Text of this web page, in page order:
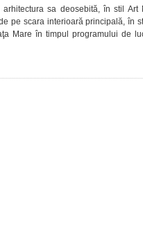
sa deosebită, în stil Art
pe scara interioară principală, în
Mare în timpul programului de